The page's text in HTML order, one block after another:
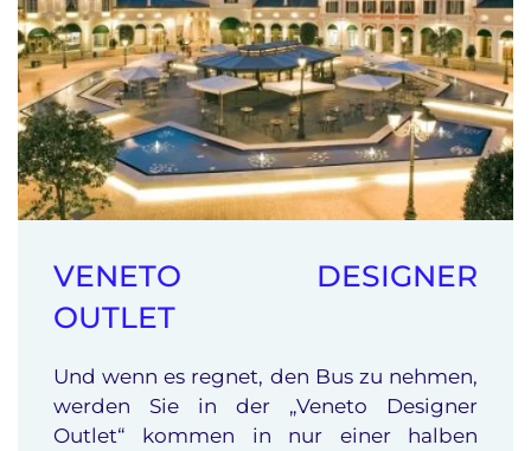
VENETO DESIGNER
OUTLET
Und wenn es regnet, den Bus zu nehmen,
werden Sie in der „Veneto Designer
Outlet“ kommen in nur einer halben